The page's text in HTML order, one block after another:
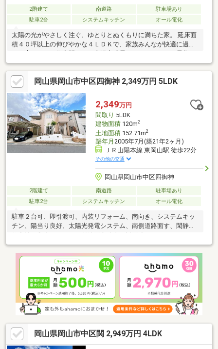
2階建て 南道路
駐車場あり
駐車2台
システムキッチン オール電化
太陽の光がやさしく注ぐ、ゆとりとぬくもりに満ちた家。 延床面
積４０坪以上の伸びやかな４ＬＤＫで、家族みんなが快適に過ご
備え、地球にも家計にもやさしい暮らしを叶えます。ウォークイ
ンクローゼットをはじめ全居室に収納があり、すっきりと美しい
お部屋を保てるのも魅力です。近隣には生活利便施設も整い、落
ち着いた環境で新しい毎日をスタートできます。 心地よい風が通
り抜ける住空間の魅力を、ぜひ一度現地でご体験ください。
岡山県岡山市中区四御神 2,349万円 5LDK
2,349万円
間取り 5LDK
建物面積120m2
土地面積152.71m2
築年月 2005年7月(築21年2ヶ月)
ＪＲ山陽本線 東岡山駅 徒歩22分
その他の交通
岡山県岡山市中区四御神
2階建て 南道路
駐車場あり
駐車2台
システムキッチン オール電化
駐車２台可、即引渡可、内装リフォーム、南向き、システムキッ
チン、陽当り良好、太陽光発電システム、南側道路面す、閑静な
２ヶ所、２階建、温水洗浄便座、浴室に窓、パントリー（食器・
食品の収納庫）、ＩＨクッキングヒーター、小学校 徒歩10分以
内、平坦地、食器洗乾燥機、オール電化
岡山県岡山市中区関 2,949万円 4LDK